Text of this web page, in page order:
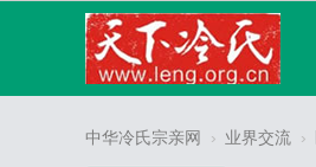
中华冷氏宗亲网 › 业界交流 ›